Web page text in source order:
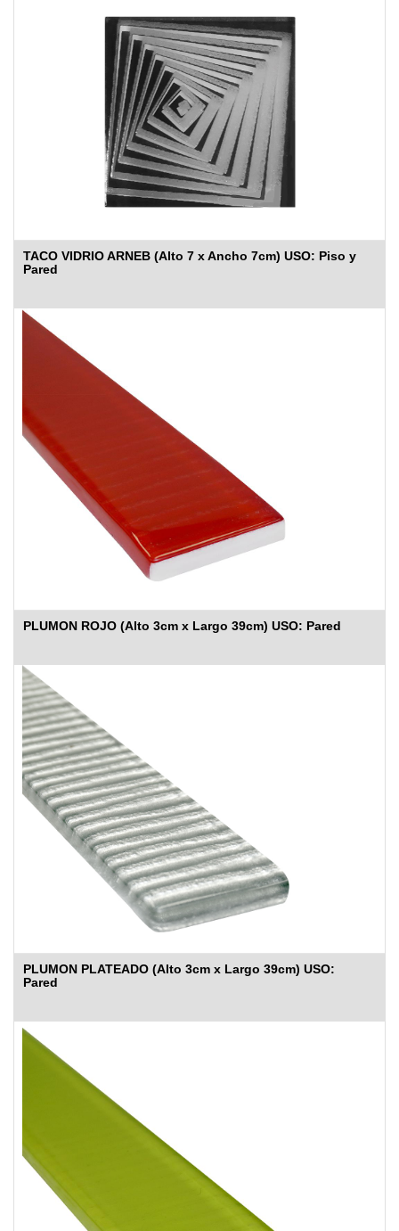
TACO VIDRIO ARNEB (Alto 7 x Ancho 7cm) USO: Piso y
Pared
PLUMON ROJO (Alto 3cm x Largo 39cm) USO: Pared
PLUMON PLATEADO (Alto 3cm x Largo 39cm) USO:
Pared